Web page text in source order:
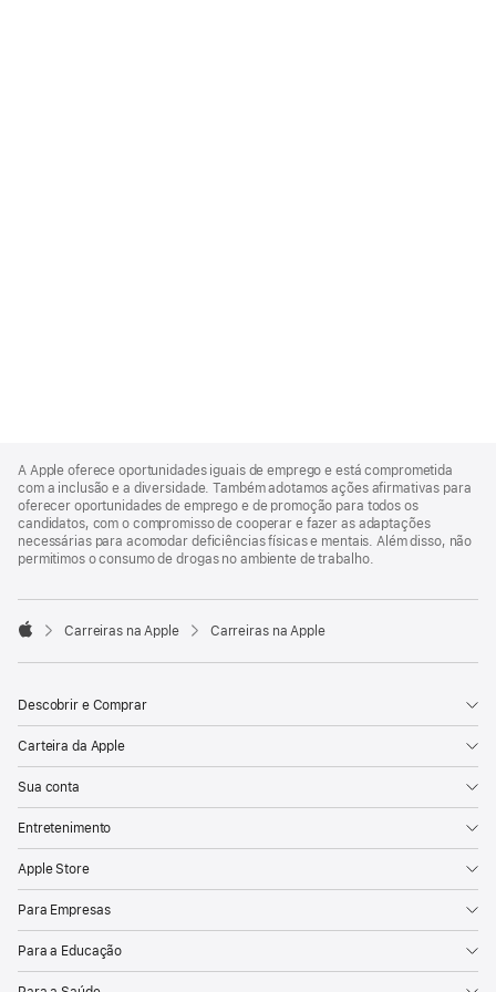
Footer
A Apple oferece oportunidades iguais de emprego e está comprometida
com a inclusão e a diversidade. Também adotamos ações afirmativas para
oferecer oportunidades de emprego e de promoção para todos os
candidatos, com o compromisso de cooperar e fazer as adaptações
necessárias para acomodar deficiências físicas e mentais. Além disso, não
permitimos o consumo de drogas no ambiente de trabalho.

Carreiras na Apple Carreiras na Apple
Descobrir e Comprar
Carteira da Apple
Sua conta
Entretenimento
Apple Store
Para Empresas
Para a Educação